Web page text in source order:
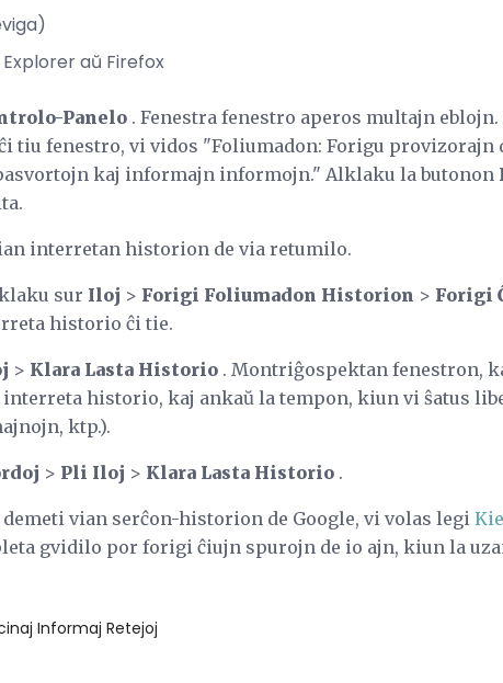
aŭ Firefox
Panelo . Fenestra fenestro aperos multajn
ĉi tiu fenestro, vi vidos "Foliumadon: Forigu
kaj informajn informojn." Alklaku la butonon
interretan historion de via retumilo.
sur Iloj > Forigi Foliumadon Historion > Forigi
historio ĉi tie.
> Klara Lasta Historio . Montriĝospektan fenestron,
historio, kaj ankaŭ la tempon, kiun vi ŝatus
ktp.).
> Pli Iloj > Klara Lasta Historio .
vian serĉon-historion de Google, vi volas legi
gvidilo por forigi ĉiujn spurojn de io ajn, kiun la
Informaj Retejoj